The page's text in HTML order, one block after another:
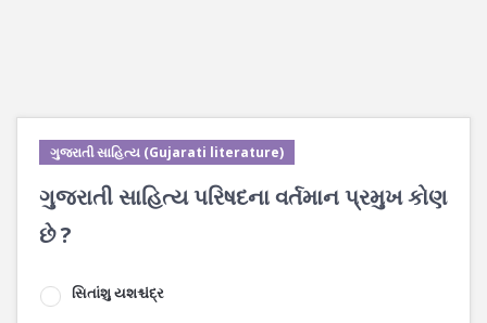
ગુજરાતી સાહિત્ય (Gujarati literature)
ગુજરાતી સાહિત્ય પરિષદના વર્તમાન પ્રમુખ કોણ
છે ?
સિતાંશુ યશશ્ચંદ્ર